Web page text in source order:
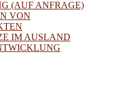
(AUF ANFRAGE)
VON
IM AUSLAND